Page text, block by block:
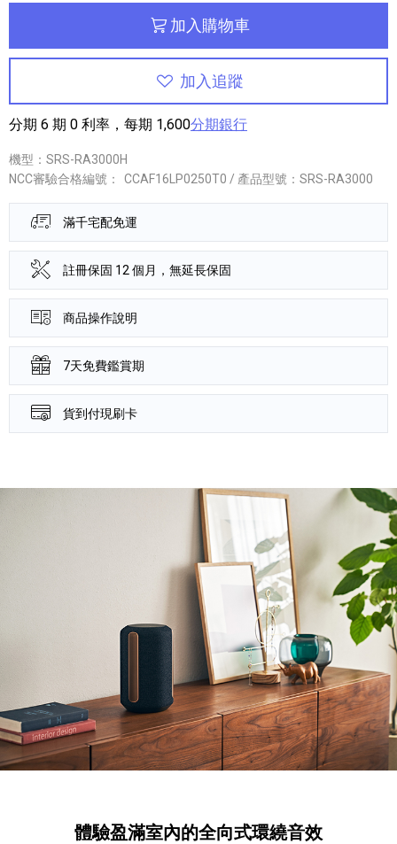
加入購物車
加入追蹤
分期 6 期 0 利率，每期 1,600分期銀行
機型：SRS-RA3000H
NCC審驗合格編號：
CCAF16LP0250T0 / 產品型號：SRS-RA3000
滿千宅配免運
註冊保固 12 個月，無延長保固
商品操作說明
7天免費鑑賞期
貨到付現刷卡
產品資訊詳細資訊
體驗盈滿室內的全向式環繞音效